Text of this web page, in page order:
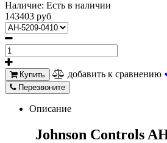
Наличие: Есть в наличии
143403 руб
Купить добавить к сравнению
Перезвоните
Описание
Johnson Controls